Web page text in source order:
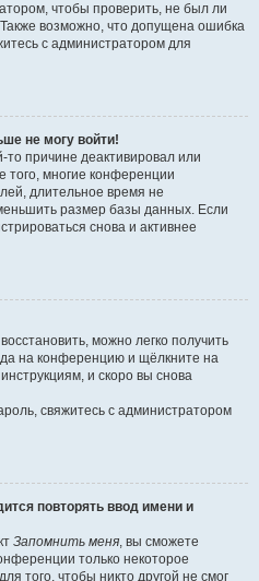
чтобы проверить, не был ли
возможно, что допущена ошибка
с администратором для
не могу войти!
причине деактивировал или
того, многие конференции
длительное время не
размер базы данных. Если
снова и активнее
можно легко получить
на конференцию и щёлкните на
и скоро вы снова
свяжитесь с администратором
повторять ввод имени и
Запомнить меня, вы сможете
только некоторое
того, чтобы никто другой не смог